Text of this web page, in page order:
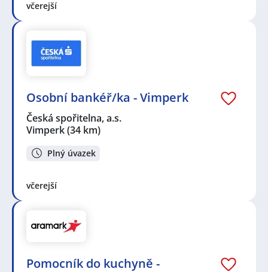
včerejší
Osobní bankéř/ka - Vimperk
Česká spořitelna, a.s.
Vimperk(34 km)
Plný úvazek
včerejší
Pomocník do kuchyně -